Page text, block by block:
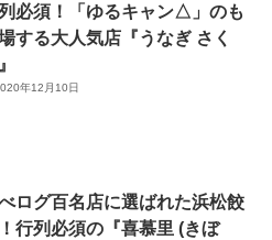
必須！「ゆるキャン△」のも
する大人気店『うなぎ さく
年12月10日
ログ百名店に選ばれた浜松餃
行列必須の『喜慕里 (きぼ